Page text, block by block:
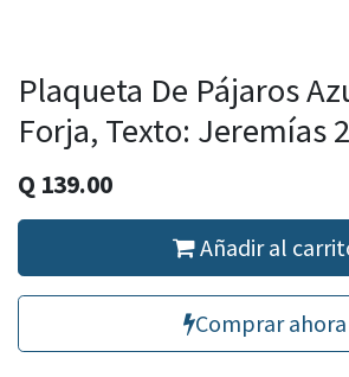
Plaqueta De Pájaros
Forja, Texto: Jeremías
Q 139.00
Añadir al
Comprar ahora